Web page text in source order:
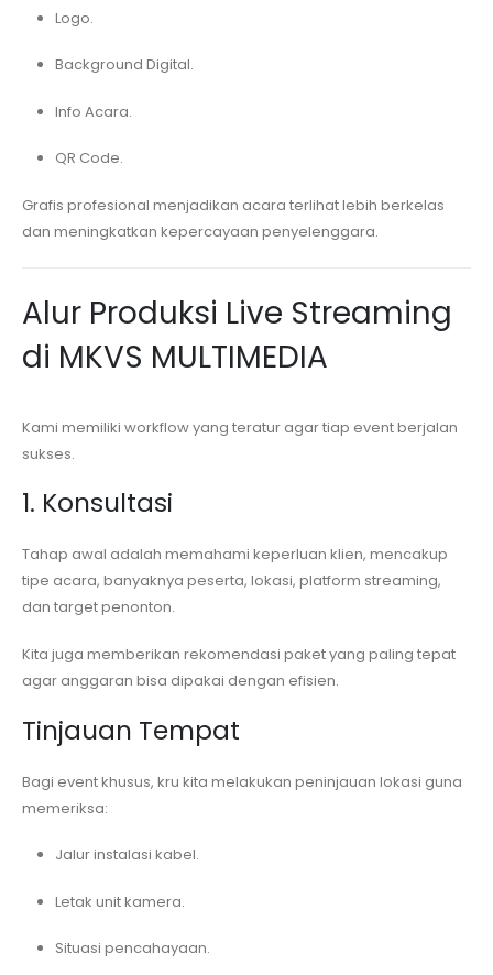
Logo.
Background Digital.
Info Acara.
QR Code.
Grafis profesional menjadikan acara terlihat lebih berkelas
dan meningkatkan kepercayaan penyelenggara.
Alur Produksi Live Streaming
di MKVS MULTIMEDIA
Kami memiliki workflow yang teratur agar tiap event berjalan
sukses.
1. Konsultasi
Tahap awal adalah memahami keperluan klien, mencakup
tipe acara, banyaknya peserta, lokasi, platform streaming,
dan target penonton.
Kita juga memberikan rekomendasi paket yang paling tepat
agar anggaran bisa dipakai dengan efisien.
Tinjauan Tempat
Bagi event khusus, kru kita melakukan peninjauan lokasi guna
memeriksa:
Jalur instalasi kabel.
Letak unit kamera.
Situasi pencahayaan.